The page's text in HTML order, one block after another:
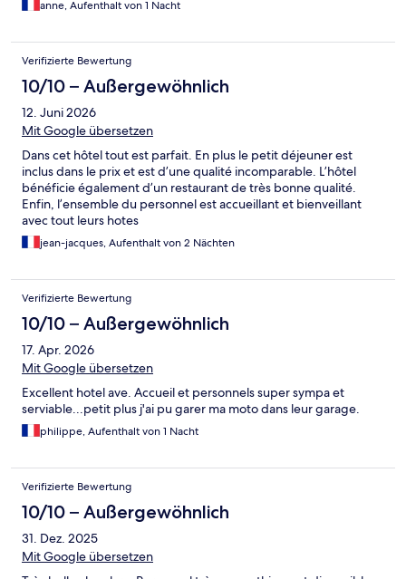
anne, Aufenthalt von 1 Nacht
Verifizierte Bewertung
10/10 – Außergewöhnlich
12. Juni 2026
Mit Google übersetzen
Dans cet hôtel tout est parfait. En plus le petit déjeuner est
inclus dans le prix et est d’une qualité incomparable. L’hôtel
bénéficie également d’un restaurant de très bonne qualité.
Enfin, l’ensemble du personnel est accueillant et bienveillant
avec tout leurs hotes
jean-jacques, Aufenthalt von 2 Nächten
Verifizierte Bewertung
10/10 – Außergewöhnlich
17. Apr. 2026
Mit Google übersetzen
Excellent hotel ave. Accueil et personnels super sympa et
serviable...petit plus j'ai pu garer ma moto dans leur garage.
philippe, Aufenthalt von 1 Nacht
Verifizierte Bewertung
10/10 – Außergewöhnlich
31. Dez. 2025
Mit Google übersetzen